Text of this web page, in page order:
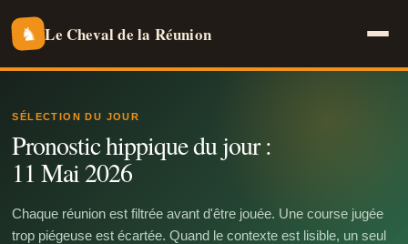
♞ Le Cheval de la Réunion
SÉLECTION DU JOUR
Pronostic hippique du jour :
11 Mai 2026
Chaque réunion est filtrée avant d'être jouée. Une course jugée
trop piégeuse est écartée. Quand le contexte est lisible, un seul